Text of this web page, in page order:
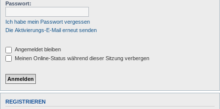
Passwort:
Ich habe mein Passwort vergessen
Die Aktivierungs-E-Mail erneut senden
Angemeldet bleiben
Meinen Online-Status während dieser Sitzung verbergen
REGISTRIEREN